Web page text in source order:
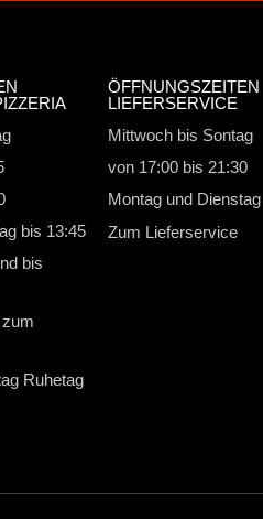
bis 13:45
bis
Ruhetag
ÖFFNUNGSZEITEN
LIEFERSERVICE
Mittwoch bis Sontag
von 17:00 bis 21:30
Montag und
Zum Lieferservice